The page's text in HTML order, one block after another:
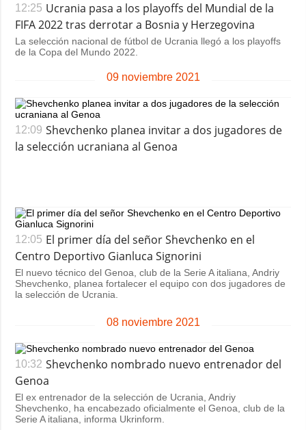
12:25 Ucrania pasa a los playoffs del Mundial de la
FIFA 2022 tras derrotar a Bosnia y Herzegovina
La selección nacional de fútbol de Ucrania llegó a los playoffs
de la Copa del Mundo 2022.
09 noviembre 2021
12:09 Shevchenko planea invitar a dos jugadores de
la selección ucraniana al Genoa
12:05 El primer día del señor Shevchenko en el
Centro Deportivo Gianluca Signorini
El nuevo técnico del Genoa, club de la Serie A italiana, Andriy
Shevchenko, planea fortalecer el equipo con dos jugadores de
la selección de Ucrania.
08 noviembre 2021
10:32 Shevchenko nombrado nuevo entrenador del
Genoa
El ex entrenador de la selección de Ucrania, Andriy
Shevchenko, ha encabezado oficialmente el Genoa, club de la
Serie A italiana, informa Ukrinform.